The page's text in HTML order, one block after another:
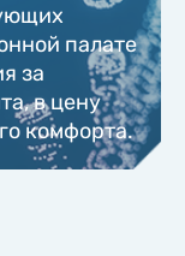
палате
за
в цену
комфорта.